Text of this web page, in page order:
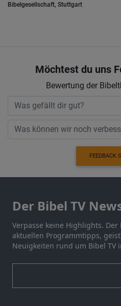
Bibelgesellschaft, Stuttgart
Möchtest du uns
Bewertung der
FEEDBACK
Der Bibel TV
Verpasse keine Highlights.
aktuellen Programmtipps,
Neuigkeiten rund um Bibel TV